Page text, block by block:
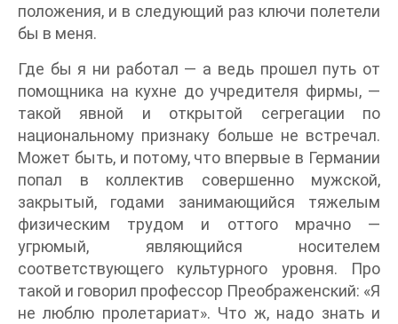
положения, и в следующий раз ключи полетели
бы в меня.
Где бы я ни работал — а ведь прошел путь от
помощника на кухне до учредителя фирмы, —
такой явной и открытой сегрегации по
национальному признаку больше не встречал.
Может быть, и потому, что впервые в Германии
попал в коллектив совершенно мужской,
закрытый, годами занимающийся тяжелым
физическим трудом и оттого мрачно —
угрюмый, являющийся носителем
соответствующего культурного уровня. Про
такой и говорил профессор Преображенский: «Я
не люблю пролетариат». Что ж, надо знать и